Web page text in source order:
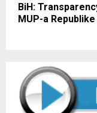
BiH:
MUP-a